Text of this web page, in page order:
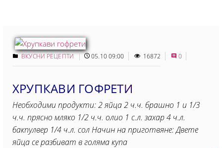
ВКУСНИ РЕЦЕПТИ 05.10 09:00 16872 0
ХРУПКАВИ ГОФРЕТИ
Необходими продукти: 2 яйца 2 ч.ч. брашно 1 и 1/3
ч.ч. прясно мляко 1/2 ч.ч. олио 1 с.л. захар 4 ч.л.
бакпулвер 1/4 ч.л. сол Начин на приготвяне: Двете
яйца се разбиват в голяма купа